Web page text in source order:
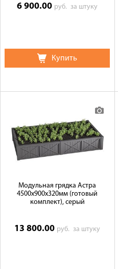
6 900.00 руб.за штуку
Купить
Модульная грядка Астра
4500x900x320мм (готовый
комплект), серый
13 800.00 руб.за штуку